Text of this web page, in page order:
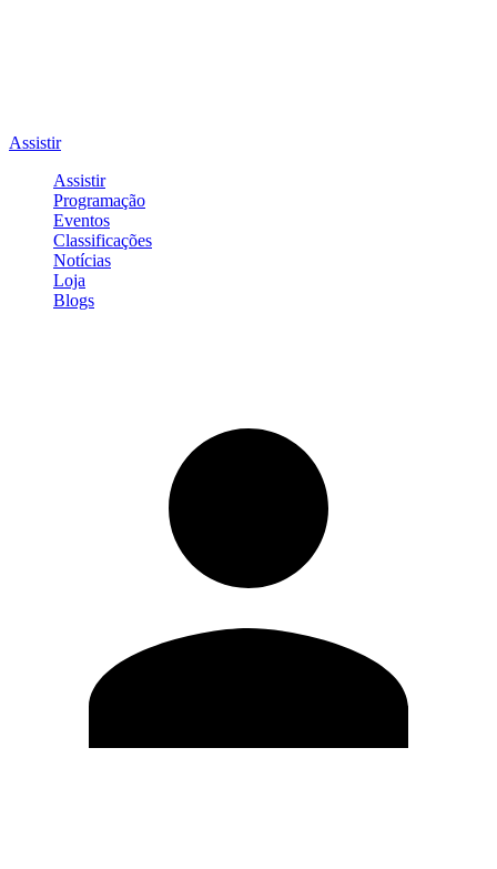
Assistir
Assistir
Programação
Eventos
Classificações
Notícias
Loja
Blogs